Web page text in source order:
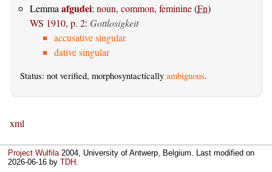
Lemma afgudei: noun, common, feminine(Fn)
WS 1910, p. 2: Gottlosigkeit
accusative singular
dative singular
Status: not verified, morphosyntactically ambiguous.
xml
Project Wulfila2004, University of Antwerp, Belgium. Last modified on
2026-06-16 byTDH.